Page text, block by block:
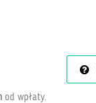
od wpłaty.